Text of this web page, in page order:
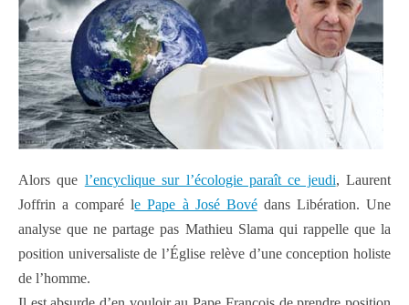
Alors que l’encyclique sur l’écologie paraît ce jeudi, Laurent
Joffrin a comparé le Pape à José Bovédans Libération. Une
analyse que ne partage pas Mathieu Slama qui rappelle que la
position universaliste de l’Église relève d’une conception holiste
de l’homme.